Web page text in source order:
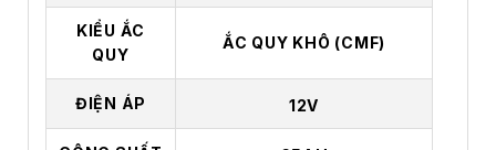
KIỂU ẮC
QUY
ẮC QUY KHÔ (CMF)
ĐIỆN ÁP 12V